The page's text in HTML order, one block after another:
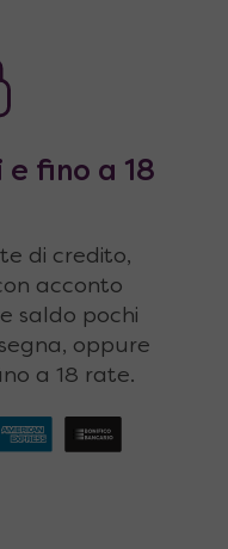
e fino a 18
di credito,
acconto
saldo pochi
oppure
a 18 rate.